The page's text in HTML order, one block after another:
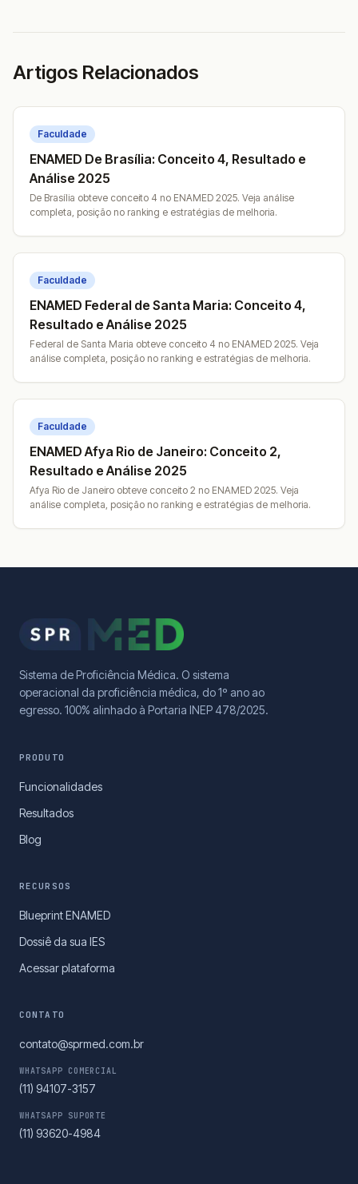
Artigos Relacionados
Faculdade
ENAMED De Brasília: Conceito 4, Resultado e
Análise 2025
De Brasília obteve conceito 4 no ENAMED 2025. Veja análise
completa, posição no ranking e estratégias de melhoria.
Faculdade
ENAMED Federal de Santa Maria: Conceito 4,
Resultado e Análise 2025
Federal de Santa Maria obteve conceito 4 no ENAMED 2025. Veja
análise completa, posição no ranking e estratégias de melhoria.
Faculdade
ENAMED Afya Rio de Janeiro: Conceito 2,
Resultado e Análise 2025
Afya Rio de Janeiro obteve conceito 2 no ENAMED 2025. Veja
análise completa, posição no ranking e estratégias de melhoria.
Sistema de Proficiência Médica. O sistema
operacional da proficiência médica, do 1º ano ao
egresso. 100% alinhado à Portaria INEP 478/2025.
PRODUTO
Funcionalidades
Resultados
Blog
RECURSOS
Blueprint ENAMED
Dossiê da sua IES
Acessar plataforma
CONTATO
contato@sprmed.com.br
WHATSAPP COMERCIAL
(11) 94107-3157
WHATSAPP SUPORTE
(11) 93620-4984